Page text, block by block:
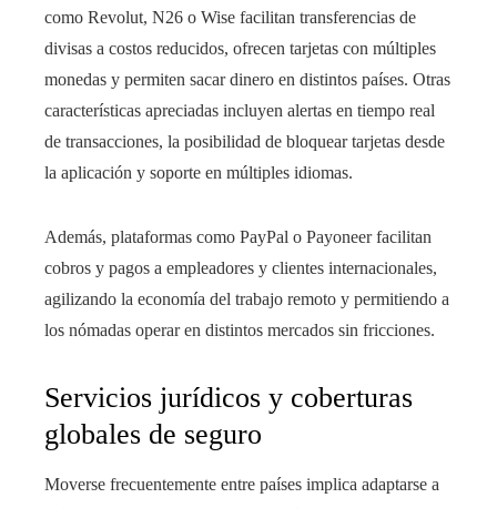
como Revolut, N26 o Wise facilitan transferencias de
divisas a costos reducidos, ofrecen tarjetas con múltiples
monedas y permiten sacar dinero en distintos países. Otras
características apreciadas incluyen alertas en tiempo real
de transacciones, la posibilidad de bloquear tarjetas desde
la aplicación y soporte en múltiples idiomas.
Además, plataformas como PayPal o Payoneer facilitan
cobros y pagos a empleadores y clientes internacionales,
agilizando la economía del trabajo remoto y permitiendo a
los nómadas operar en distintos mercados sin fricciones.
Servicios jurídicos y coberturas
globales de seguro
Moverse frecuentemente entre países implica adaptarse a